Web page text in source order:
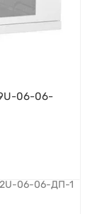
06-06-